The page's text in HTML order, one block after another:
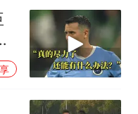
放菜刀的女孩，
我回家”改写了